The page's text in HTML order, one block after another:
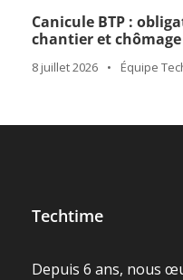
Canicule BTP :
chantier et
8 juillet 2026 • Équipe
Techtime
Depuis 6 ans, nous